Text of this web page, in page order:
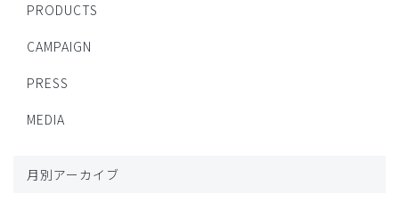
PRODUCTS
CAMPAIGN
PRESS
MEDIA
月別アーカイブ